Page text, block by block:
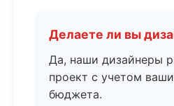
Делаете ли вы
Да, наши дизайнеры
проект с учетом
бюджета.